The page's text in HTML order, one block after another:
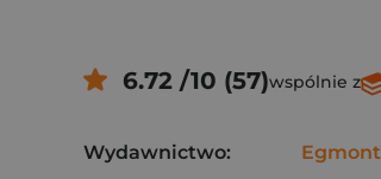
6.72 /10 (57)wspólnie z
Wydawnictwo: Egmont